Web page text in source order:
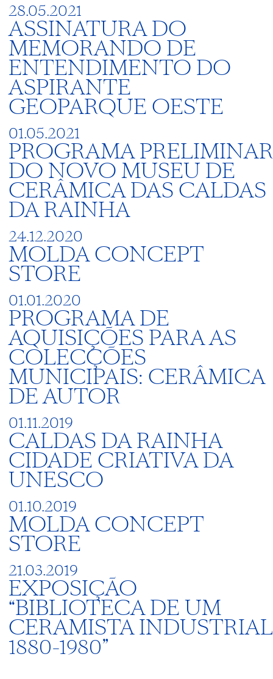
28.05.2021
ASSINATURA DO
MEMORANDO DE
ENTENDIMENTO DO
ASPIRANTE
GEOPARQUE OESTE
01.05.2021
PROGRAMA PRELIMINAR
DO NOVO MUSEU DE
CERÂMICA DAS CALDAS
DA RAINHA
24.12.2020
MOLDA CONCEPT
STORE
01.01.2020
PROGRAMA DE
AQUISIÇÕES PARA AS
COLECÇÕES
MUNICIPAIS: CERÂMICA
DE AUTOR
01.11.2019
CALDAS DA RAINHA
CIDADE CRIATIVA DA
UNESCO
01.10.2019
MOLDA CONCEPT
STORE
21.03.2019
EXPOSIÇÃO
“BIBLIOTECA DE UM
CERAMISTA INDUSTRIAL
1880-1980”